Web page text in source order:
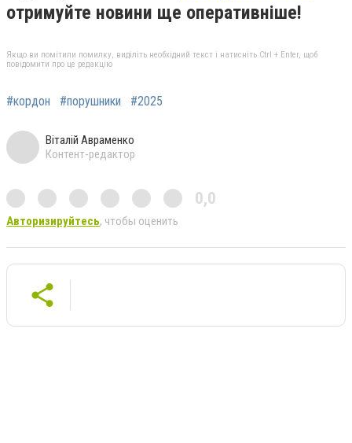
отримуйте новини ще оперативніше!
Якщо ви помітили помилку, виділіть необхідний текст і натисніть Ctrl + Enter, щоб
повідомити про це редакцію
#кордон #порушники #2025
Віталій Авраменко
Контент-редактор
0,0
Авторизируйтесь, чтобы оценить